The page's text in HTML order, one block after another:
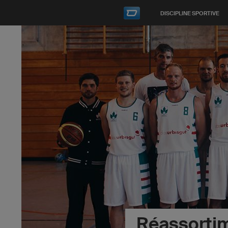
DISCIPLINE SPORTIVE